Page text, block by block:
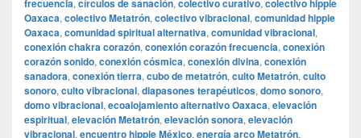
frecuencia, círculos de sanación, colectivo curativo, colectivo hippie
Oaxaca, colectivo Metatrón, colectivo vibracional, comunidad hippie
Oaxaca, comunidad spiritual alternativa, comunidad vibracional,
conexión chakra corazón, conexión corazón frecuencia, conexión
corazón sonido, conexión cósmica, conexión divina, conexión
sanadora, conexión tierra, cubo de metatrón, culto Metatrón, culto
sonoro, culto vibracional, diapasones terapéuticos, domo sonoro,
domo vibracional, ecoalojamiento alternativo Oaxaca, elevación
espiritual, elevación Metatrón, elevación sonora, elevación
vibracional, encuentro hippie México, energía arco Metatrón,